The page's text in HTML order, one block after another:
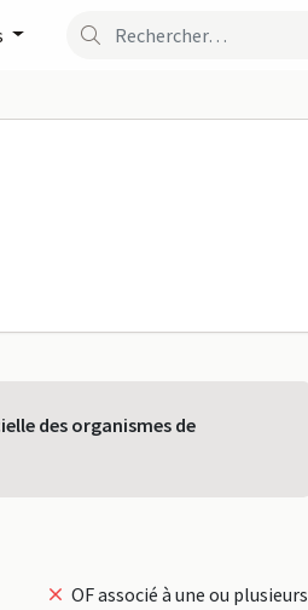
des organismes de
OF associé à une ou plusieurs